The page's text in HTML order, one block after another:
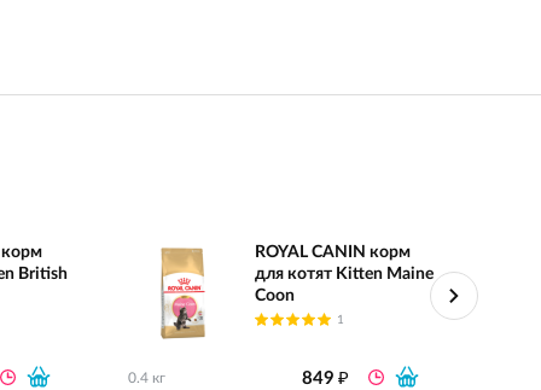
корм
British
ROYAL CANIN корм
для котят Kitten Maine
Coon
1
0.4 кг 849₽